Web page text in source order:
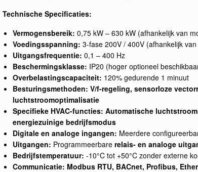
Technische Specificaties:
Vermogensbereik: 0,75 kW – 630 kW (afhankelijk van
Voedingsspanning: 3-fase 200V / 400V (afhankelijk
Uitgangsfrequentie: 0,1 – 400 Hz
Beschermingsklasse: IP20 (hoger optioneel
Overbelastingscapaciteit: 120% gedurende 1 minuut
Besturingsmethoden: V/f-regeling, sensorloze
luchtstroomoptimalisatie
Specifieke HVAC-functies: Automatische
energiezuinige bedrijfsmodus
Digitale en analoge ingangen: Meerdere
Uitgangen: Programmeerbare relais- en analoge
Bedrijfstemperatuur: -10°C tot +50°C zonder externe
Communicatie: Modbus RTU, BACnet, Profibus,